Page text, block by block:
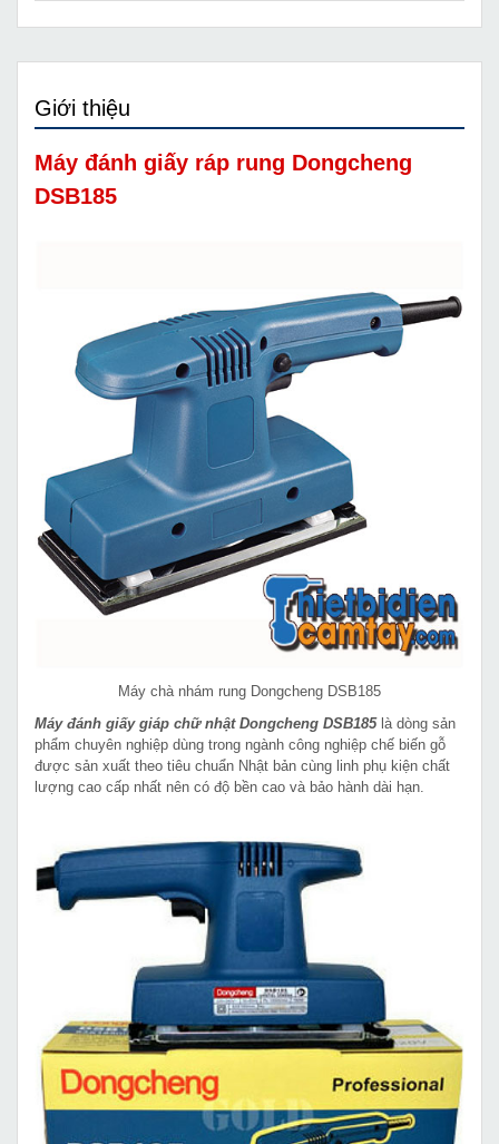
Giới thiệu
Máy đánh giấy ráp rung Dongcheng
DSB185
Máy chà nhám rung Dongcheng DSB185
Máy đánh giấy giáp chữ nhật Dongcheng DSB185là dòng sản
phẩm chuyên nghiệp dùng trong ngành công nghiệp chế biến gỗ
được sản xuất theo tiêu chuẩn Nhật bản cùng linh phụ kiện chất
lượng cao cấp nhất nên có độ bền cao và bảo hành dài hạn.